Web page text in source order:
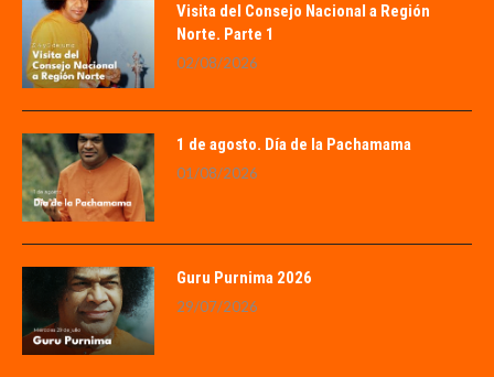
Visita del Consejo Nacional a Región
Norte. Parte 1
02/08/2026
1 de agosto. Día de la Pachamama
01/08/2026
Guru Purnima 2026
29/07/2026